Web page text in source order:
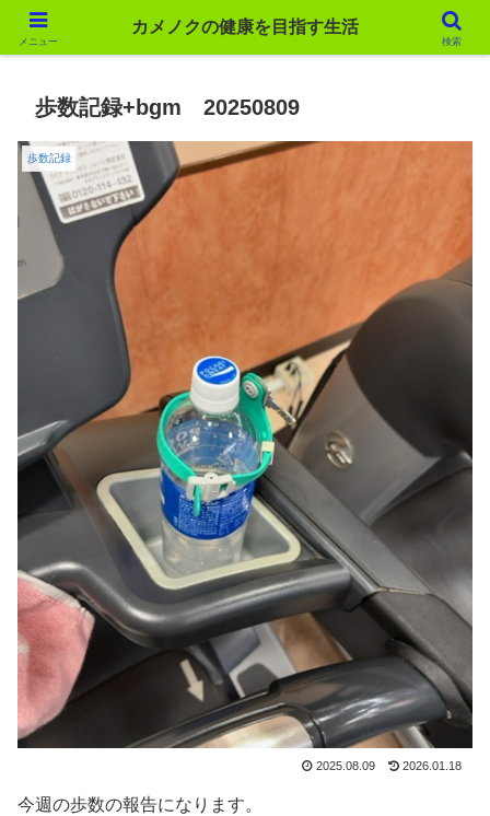
カメノクの健康を目指す生活
歩数記録+bgm 20250809
歩数記録
2025.08.09 2026.01.18
今週の歩数の報告になります。
メニュー
カメノクの健康を目指す生活
検索